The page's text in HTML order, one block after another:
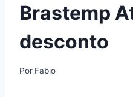
Brastemp
desconto
Por Fabio